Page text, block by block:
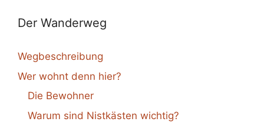
Der Wanderweg
Wegbeschreibung
Wer wohnt denn hier?
Die Bewohner
Warum sind Nistkästen wichtig?